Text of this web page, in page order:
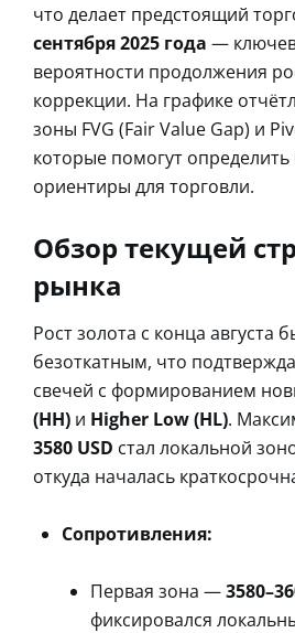
что делает предстоящий
сентября 2025 года —
вероятности продолжения
коррекции. На графике
зоны FVG (Fair Value Gap) и
которые помогут
ориентиры для торговли.
Обзор текущей
рынка
Рост золота с конца августа
безоткатным, что
свечей с формированием
(HH) и Higher Low (HL).
3580 USD стал локальной
откуда началась
Сопротивления:
Первая зона —
фиксировался